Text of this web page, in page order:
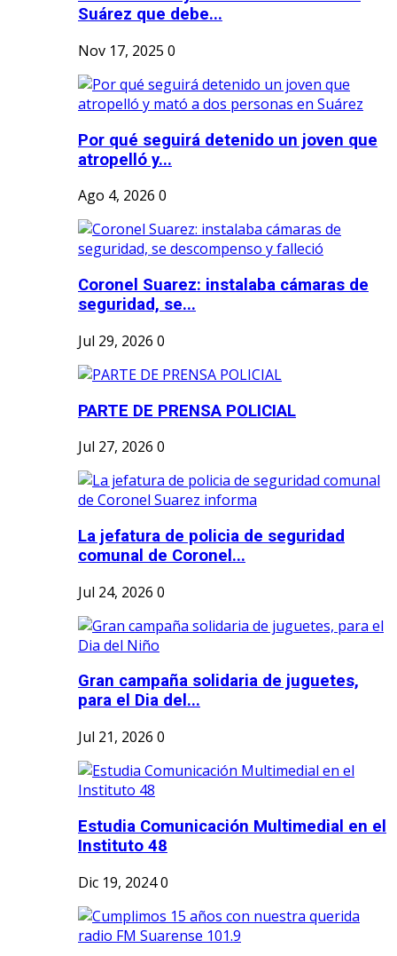
Suárez que debe...
Nov 17, 2025 0
Por qué seguirá detenido un joven que
atropelló y...
Ago 4, 2026 0
Coronel Suarez: instalaba cámaras de
seguridad, se...
Jul 29, 2026 0
PARTE DE PRENSA POLICIAL
Jul 27, 2026 0
La jefatura de policia de seguridad
comunal de Coronel...
Jul 24, 2026 0
Gran campaña solidaria de juguetes,
para el Dia del...
Jul 21, 2026 0
Estudia Comunicación Multimedial en el
Instituto 48
Dic 19, 20240